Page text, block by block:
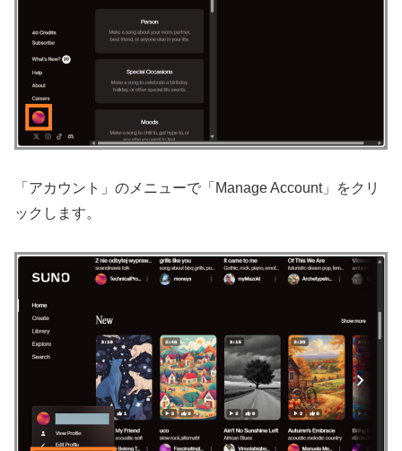
「アカウント」のメニューで「Manage Account」をクリ
ックします。